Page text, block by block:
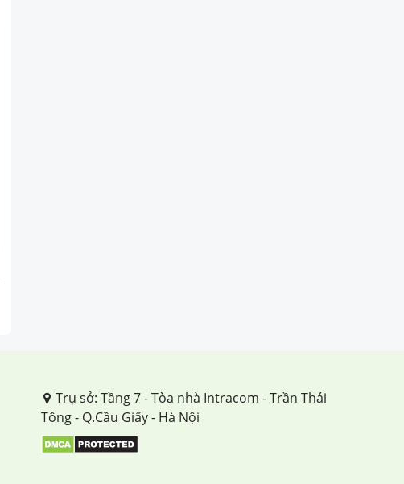
Tuần 27
Tuần 28
Trụ sở: Tầng 7 - Tòa nhà Intracom - Trần Thái
Tông - Q.Cầu Giấy - Hà Nội